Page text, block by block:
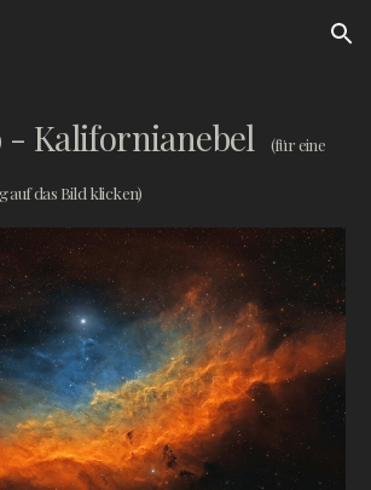
Skip to navigation
- Kalifornianebel (für eine
das Bild klicken)